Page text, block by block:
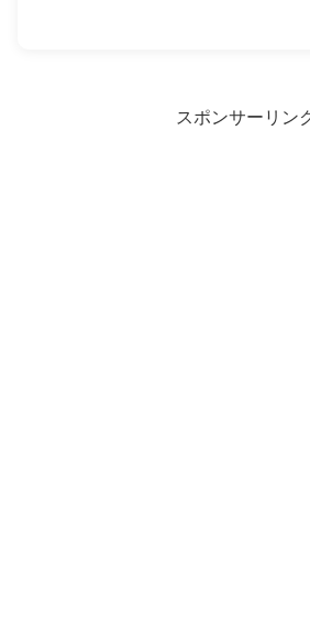
スポンサーリン